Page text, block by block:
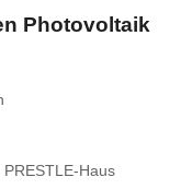
Photovoltaik
Haus